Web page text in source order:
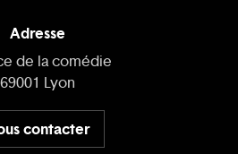
Adresse
de la comédie
69001 Lyon
contacter